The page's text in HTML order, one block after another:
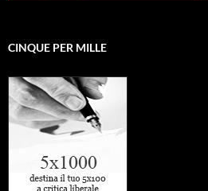
CINQUE PER MILLE